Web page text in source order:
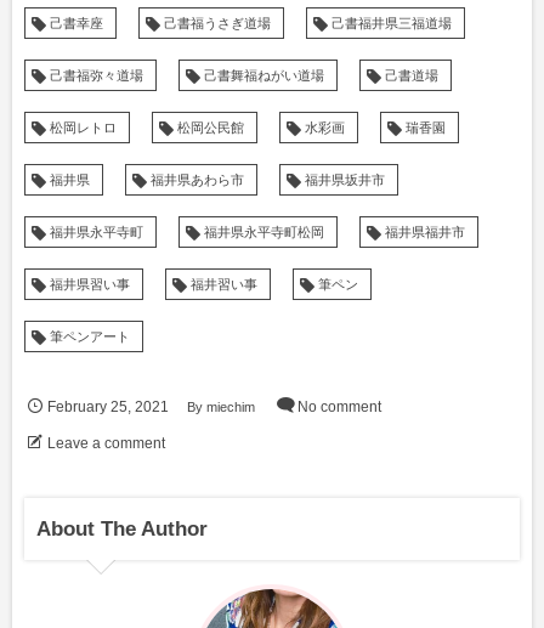
己書幸座 己書福うさぎ道場 己書福井県三福道場
己書福弥々道場 己書舞福ねがい道場 己書道場
松岡レトロ 松岡公民館 水彩画 瑞香園
福井県 福井県あわら市 福井県坂井市
福井県永平寺町 福井県永平寺町松岡 福井県福井市
福井県習い事 福井習い事 筆ペン
筆ペンアート
February 25 ,2021 Bymiechim No comment
Leave a comment
About The Author